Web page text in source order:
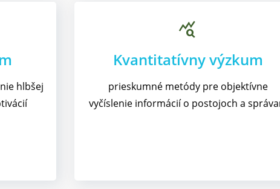
hlbšej
query_stats
Kvantitatívny výzkum​
prieskumné metódy pre objektívne
vyčíslenie informácií o postojoch a